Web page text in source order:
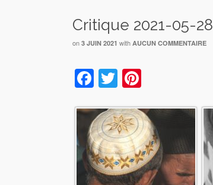
Critique 2021-05-28
on 3 JUIN 2021 with AUCUN COMMENTAIRE
Facebook
Twitter